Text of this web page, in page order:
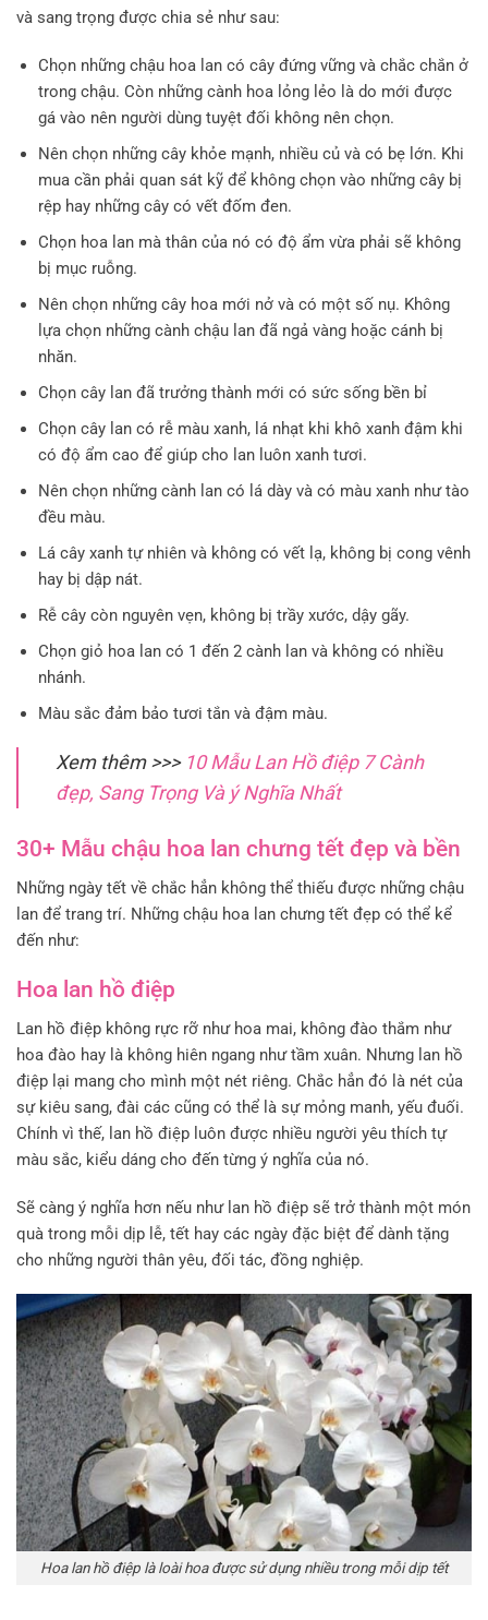
và sang trọng được chia sẻ như sau:
Chọn những chậu hoa lan có cây đứng vững và chắc chắn ở
trong chậu. Còn những cành hoa lỏng lẻo là do mới được
gá vào nên người dùng tuyệt đối không nên chọn.
Nên chọn những cây khỏe mạnh, nhiều củ và có bẹ lớn. Khi
mua cần phải quan sát kỹ để không chọn vào những cây bị
rệp hay những cây có vết đốm đen.
Chọn hoa lan mà thân của nó có độ ẩm vừa phải sẽ không
bị mục ruỗng.
Nên chọn những cây hoa mới nở và có một số nụ. Không
lựa chọn những cành chậu lan đã ngả vàng hoặc cánh bị
nhăn.
Chọn cây lan đã trưởng thành mới có sức sống bền bỉ
Chọn cây lan có rễ màu xanh, lá nhạt khi khô xanh đậm khi
có độ ẩm cao để giúp cho lan luôn xanh tươi.
Nên chọn những cành lan có lá dày và có màu xanh như tào
đều màu.
Lá cây xanh tự nhiên và không có vết lạ, không bị cong vênh
hay bị dập nát.
Rễ cây còn nguyên vẹn, không bị trầy xước, dậy gãy.
Chọn giỏ hoa lan có 1 đến 2 cành lan và không có nhiều
nhánh.
Màu sắc đảm bảo tươi tắn và đậm màu.
Xem thêm >>> 10 Mẫu Lan Hồ điệp 7 Cành
đẹp, Sang Trọng Và ý Nghĩa Nhất
30+ Mẫu chậu hoa lan chưng tết đẹp và bền
Những ngày tết về chắc hẳn không thể thiếu được những chậu
lan để trang trí. Những chậu hoa lan chưng tết đẹp có thể kể
đến như:
Hoa lan hồ điệp
Lan hồ điệp không rực rỡ như hoa mai, không đào thắm như
hoa đào hay là không hiên ngang như tầm xuân. Nhưng lan hồ
điệp lại mang cho mình một nét riêng. Chắc hẳn đó là nét của
sự kiêu sang, đài các cũng có thể là sự mỏng manh, yếu đuối.
Chính vì thế, lan hồ điệp luôn được nhiều người yêu thích tự
màu sắc, kiểu dáng cho đến từng ý nghĩa của nó.
Sẽ càng ý nghĩa hơn nếu như lan hồ điệp sẽ trở thành một món
quà trong mỗi dịp lễ, tết hay các ngày đặc biệt để dành tặng
cho những người thân yêu, đối tác, đồng nghiệp.
Hoa lan hồ điệp là loài hoa được sử dụng nhiều trong mỗi dịp tết